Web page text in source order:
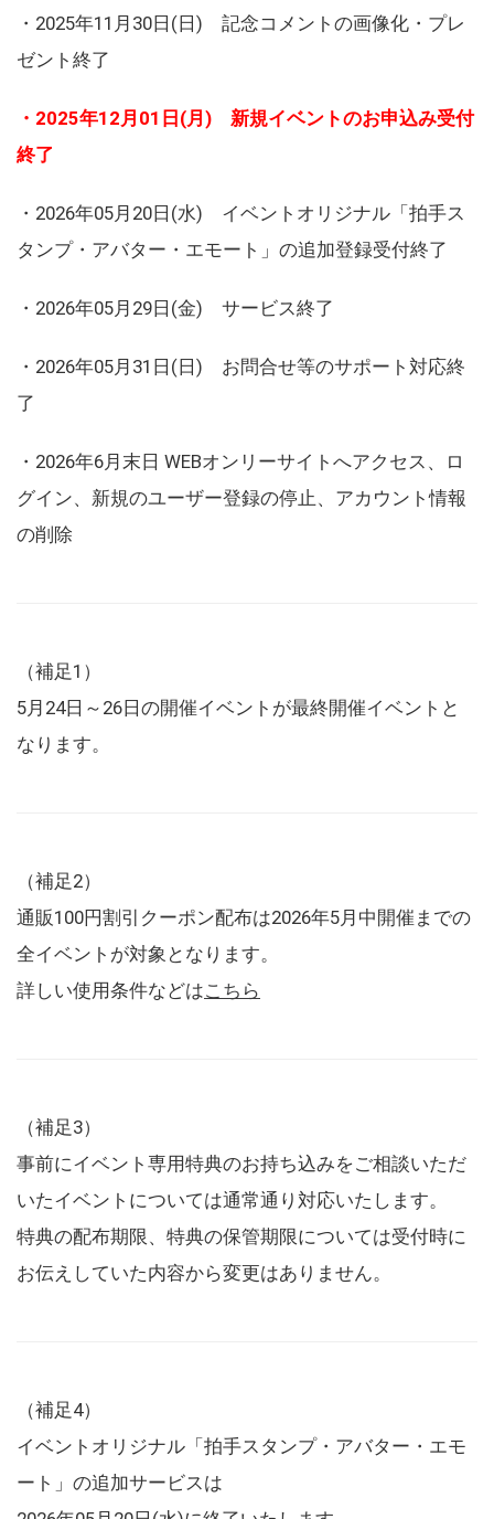
・2025年11月30日(日) 記念コメントの画像化・プレ
ゼント終了
・2025年12月01日(月) 新規イベントのお申込み受付
終了
・2026年05月20日(水) イベントオリジナル「拍手ス
タンプ・アバター・エモート」の追加登録受付終了
・2026年05月29日(金) サービス終了
・2026年05月31日(日) お問合せ等のサポート対応終
了
・2026年6月末日 WEBオンリーサイトへアクセス、ロ
グイン、新規のユーザー登録の停止、アカウント情報
の削除
（補足1）
5月24日～26日の開催イベントが最終開催イベントと
なります。
（補足2）
通販100円割引クーポン配布は2026年5月中開催までの
全イベントが対象となります。
詳しい使用条件などはこちら
（補足3）
事前にイベント専用特典のお持ち込みをご相談いただ
いたイベントについては通常通り対応いたします。
特典の配布期限、特典の保管期限については受付時に
お伝えしていた内容から変更はありません。
（補足4）
イベントオリジナル「拍手スタンプ・アバター・エモ
ート」の追加サービスは